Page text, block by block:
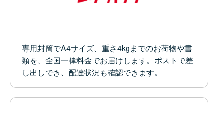
専用封筒でA4サイズ、重さ4kgまでのお荷物や書
類を、全国一律料金でお届けします。ポストで差
し出しでき、配達状況も確認できます。